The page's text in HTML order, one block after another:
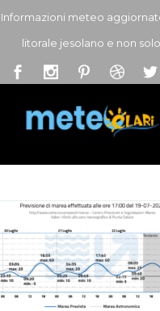
Informazioni meteo
litorale jesolano e non